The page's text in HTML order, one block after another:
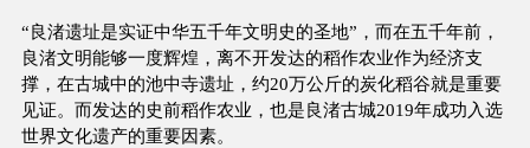
“良渚遗址是实证中华五千年文明史的圣地”，而在五千年前，
良渚文明能够一度辉煌，离不开发达的稻作农业作为经济支
撑，在古城中的池中寺遗址，约20万公斤的炭化稻谷就是重要
见证。而发达的史前稻作农业，也是良渚古城2019年成功入选
世界文化遗产的重要因素。